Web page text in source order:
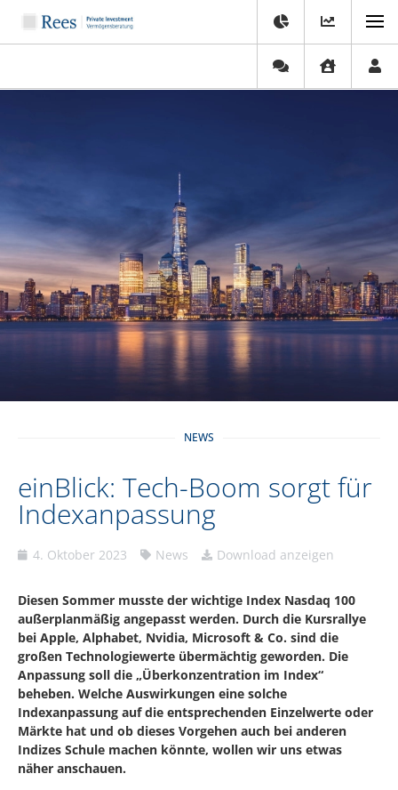
NEWS
einBlick: Tech-Boom sorgt für
Indexanpassung
4. Oktober 2023 News Download anzeigen
Diesen Sommer musste der wichtige Index Nasdaq 100
außerplanmäßig angepasst werden. Durch die Kursrallye
bei Apple, Alphabet, Nvidia, Microsoft & Co. sind die
großen Technologiewerte übermächtig geworden. Die
Anpassung soll die „Überkonzentration im Index“
beheben. Welche Auswirkungen eine solche
Indexanpassung auf die entsprechenden Einzelwerte oder
Märkte hat und ob dieses Vorgehen auch bei anderen
Indizes Schule machen könnte, wollen wir uns etwas
näher anschauen.